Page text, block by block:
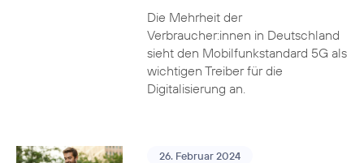
Die Mehrheit der
Verbraucher:innen in Deutschland
sieht den Mobilfunkstandard 5G als
wichtigen Treiber für die
Digitalisierung an.
26. Februar 2024